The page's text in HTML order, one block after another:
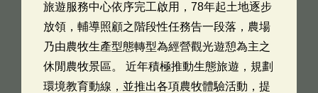
旅遊服務中心依序完工啟用，78年起土地逐步
放領，輔導照顧之階段性任務告一段落，農場
乃由農牧生產型態轉型為經營觀光遊憩為主之
休閒農牧景區。 近年積極推動生態旅遊，規劃
環境教育動線，並推出各項農牧體驗活動，提